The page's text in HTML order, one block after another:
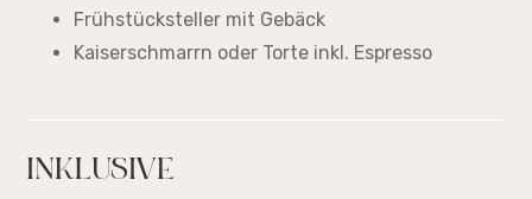
Frühstücksteller mit Gebäck
Kaiserschmarrn oder Torte inkl. Espresso
INKLUSIVE